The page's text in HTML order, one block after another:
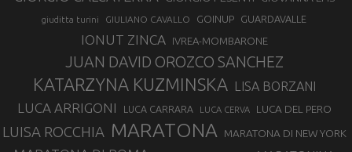
giuditta turini GIULIANO CAVALLO GOINUP GUARDAVALLE
IONUT ZINCA IVREA-MOMBARONE
JUAN DAVID OROZCO SANCHEZ
KATARZYNA KUZMINSKA LISA BORZANI
LUCA ARRIGONI LUCA CARRARA LUCA CERVA LUCA DEL PERO
LUISA ROCCHIA MARATONA MARATONA DI NEW YORK